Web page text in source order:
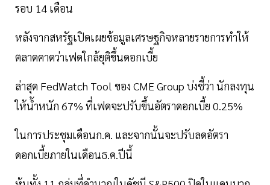
รอบ 14 เดือน
หลังจากสหรัฐเปิดเผยข้อมูลเศรษฐกิจหลายรายการทำให้
ตลาดคาดว่าเฟดใกล้ยุติขึ้นดอกเบี้ย
ล่าสุด FedWatch Tool ของ CME Group บ่งชี้ว่า นักลงทุน
ให้น้ำหนัก 67% ที่เฟดจะปรับขึ้นอัตราดอกเบี้ย 0.25%
ในการประชุมเดือนก.ค. และจากนั้นจะปรับลดอัตรา
ดอกเบี้ยภายในเดือนธ.ค.ปีนี้